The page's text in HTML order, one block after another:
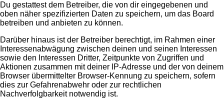
Du gestattest dem Betreiber, die von dir eingegebenen und
oben näher spezifizierten Daten zu speichern, um das Board
betreiben und anbieten zu können.
Darüber hinaus ist der Betreiber berechtigt, im Rahmen einer
Interessenabwägung zwischen deinen und seinen Interessen
sowie den Interessen Dritter, Zeitpunkte von Zugriffen und
Aktionen zusammen mit deiner IP-Adresse und der von deinem
Browser übermittelter Browser-Kennung zu speichern, sofern
dies zur Gefahrenabwehr oder zur rechtlichen
Nachverfolgbarkeit notwendig ist.